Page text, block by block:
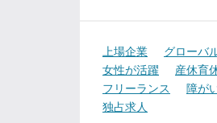
上場企業 グローバ
女性が活躍
産休育
フリーランス
障が
独占求人